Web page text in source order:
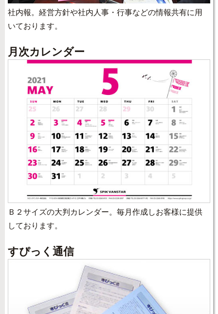
社内報。経営方針や社内人事・行事などの情報共有に用
いております。
月次カレンダー
Ｂ２サイズの大判カレンダー。毎月作成しお客様に提供
しております。
すぴっく通信